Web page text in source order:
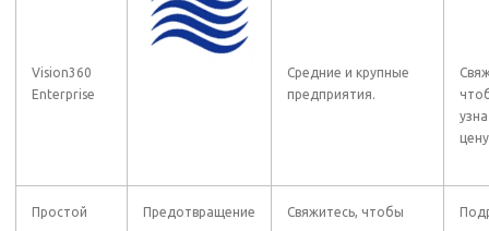
Vision360
Enterprise
Средние и крупные
предприятия.
Простой
Предотвращение
Свяжитесь, чтобы